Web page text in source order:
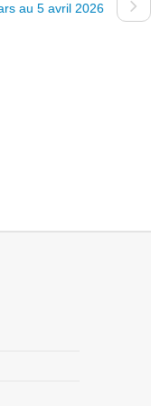
au 5 avril 2026